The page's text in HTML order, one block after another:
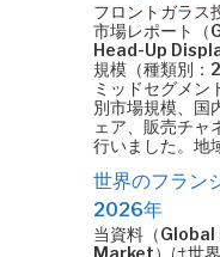
フロントガラス
市場レポート
Head-Up
規模（種類別：
ミッドセグメン
別市場規模、国
ェア、販売チャ
行いました。地
世界のフラン
2026年
当資料（
Market）は世